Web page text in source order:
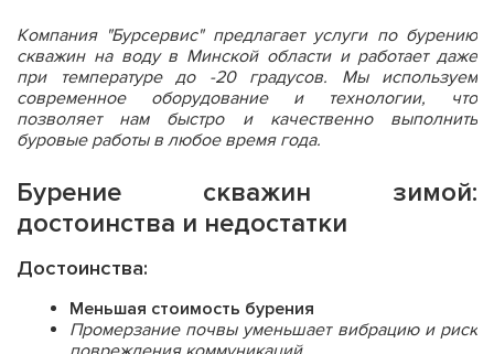
Компания "Бурсервис" предлагает услуги по бурению
скважин на воду в Минской области и работает даже
при температуре до -20 градусов. Мы используем
современное оборудование и технологии, что
позволяет нам быстро и качественно выполнить
буровые работы в любое время года.
Бурение скважин зимой:
достоинства и недостатки
Достоинства:
Меньшая стоимость бурения
Промерзание почвы уменьшает вибрацию и риск